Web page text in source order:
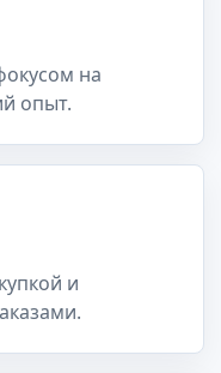
на
опыт.
и